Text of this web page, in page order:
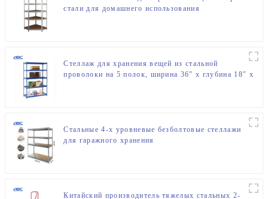
стали для домашнего использования
Стеллаж для хранения вещей из стальной
проволоки на 5 полок, ширина 36″ x глубина 18″ x
Стальные 4-х уровневые безболтовые стеллажи
для гаражного хранения
Китайский производитель тяжелых стальных 2-